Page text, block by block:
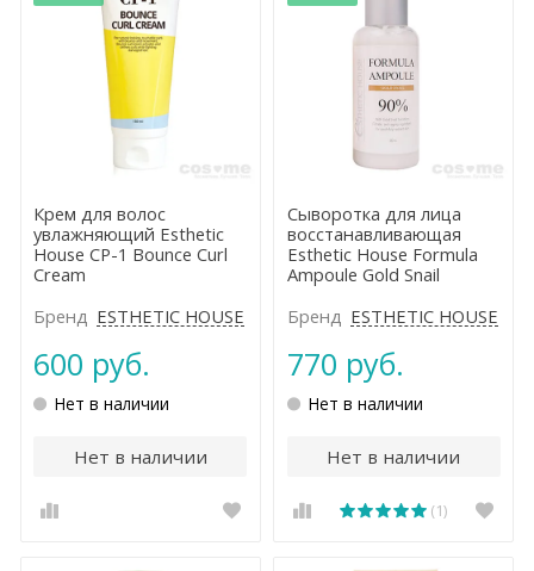
Крем для волос
увлажняющий Esthetic
House CP-1 Bounce Curl
Cream
Бренд ESTHETIC HOUSE
600 руб.
Нет в наличии
Нет в наличии
Сыворотка для лица
восстанавливающая
Esthetic House Formula
Ampoule Gold Snail
Бренд ESTHETIC HOUSE
770 руб.
Нет в наличии
Нет в наличии
(1)